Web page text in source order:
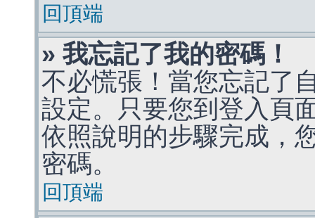
回頂端
» 我忘記了我的密碼！
不必慌張！當您忘記了
設定。只要您到登入頁
依照說明的步驟完成，
密碼。
回頂端